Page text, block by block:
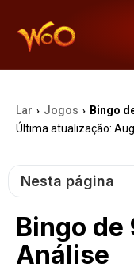
Lar › Jogos › Bingo
Última atualização:
Nesta página
Bingo de
Análise